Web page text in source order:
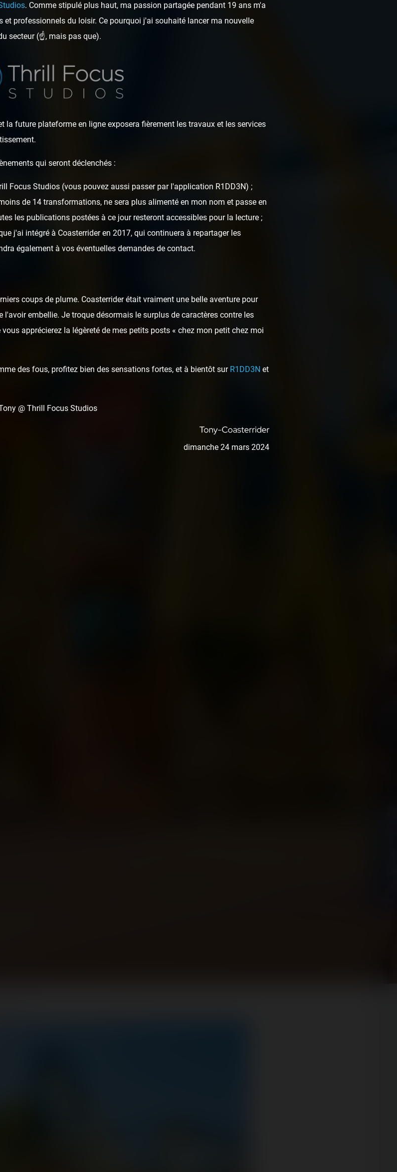
Zeus - HDR pour High Dynamic
Range
. Comme stipulé plus haut, ma passion partagée pendant 19 ans m'a
et professionnels du loisir. Ce pourquoi j'ai souhaité lancer ma nouvelle
secteur (☝️, mais pas que).
la future plateforme en ligne exposera fièrement les travaux et les services
qui seront déclenchés :
Focus Studios (vous pouvez aussi passer par l'application R1DD3N) ;
de 14 transformations, ne sera plus alimenté en mon nom et passe en
les publications postées à ce jour resteront accessibles pour la lecture ;
j'ai intégré à Coasterrider en 2017, qui continuera à repartager les
également à vos éventuelles demandes de contact.
coups de plume. Coasterrider était vraiment une belle aventure pour
embellie. Je troque désormais le surplus de caractères contre les
apprécierez la légèreté de mes petits posts « chez mon petit chez moi
des fous, profitez bien des sensations fortes, et à bientôt sur R1DD3N et
dimanche 24 mars 2024